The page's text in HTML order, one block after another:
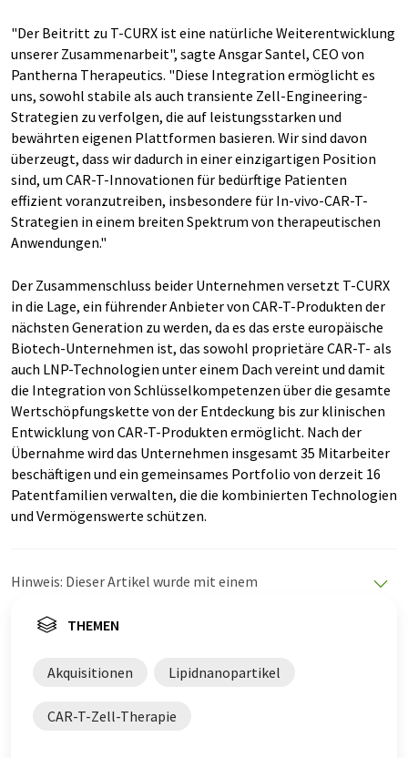
"Der Beitritt zu T-CURX ist eine natürliche Weiterentwicklung
unserer Zusammenarbeit", sagte Ansgar Santel, CEO von
Pantherna Therapeutics. "Diese Integration ermöglicht es
uns, sowohl stabile als auch transiente Zell-Engineering-
Strategien zu verfolgen, die auf leistungsstarken und
bewährten eigenen Plattformen basieren. Wir sind davon
überzeugt, dass wir dadurch in einer einzigartigen Position
sind, um CAR-T-Innovationen für bedürftige Patienten
effizient voranzutreiben, insbesondere für In-vivo-CAR-T-
Strategien in einem breiten Spektrum von therapeutischen
Anwendungen."
Der Zusammenschluss beider Unternehmen versetzt T-CURX
in die Lage, ein führender Anbieter von CAR-T-Produkten der
nächsten Generation zu werden, da es das erste europäische
Biotech-Unternehmen ist, das sowohl proprietäre CAR-T- als
auch LNP-Technologien unter einem Dach vereint und damit
die Integration von Schlüsselkompetenzen über die gesamte
Wertschöpfungskette von der Entdeckung bis zur klinischen
Entwicklung von CAR-T-Produkten ermöglicht. Nach der
Übernahme wird das Unternehmen insgesamt 35 Mitarbeiter
beschäftigen und ein gemeinsames Portfolio von derzeit 16
Patentfamilien verwalten, die die kombinierten Technologien
und Vermögenswerte schützen.
Hinweis: Dieser Artikel wurde mit einem
LUMITOS bietet diese automatischen Übersetzungen
Nachrichten zu präsentieren. Da dieser Artikel mit
automatischer Übersetzung übersetzt wurde, ist es
möglich, dass er Fehler im Vokabular, in der Syntax oder
in der Grammatik enthält. Den ursprünglichen Artikel in
THEMEN
Akquisitionen Lipidnanopartikel
CAR-T-Zell-Therapie